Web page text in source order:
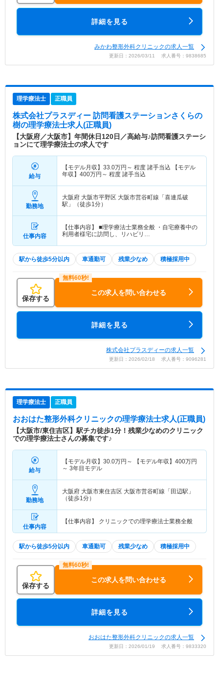
詳細を見る
みかわ整形外科クリニックの求人一覧
更新日：2026/03/11 求人番号：9838685
理学療法士 正職員
株式会社プラスディー 訪問看護ステーションさくらの
樹の理学療法士求人(正職員)
【大阪府／大阪市】年間休日120日／高給与♪訪問看護ステーシ
ョンにて理学療法士の求人です
給与
【モデル月収】 33.0万円～ 程度 諸手当込 【モデル
年収】 400万円～ 程度 諸手当込
勤務地
大阪府 大阪市平野区 大阪市営谷町線「喜連瓜破
駅」（徒歩1分）
仕事内容
【仕事内容】 ■理学療法士業務全般 ・自宅療養中の
利用者様宅に訪問し、リハビリ…
駅から徒歩5分以内 車通勤可 残業少なめ 積極採用中
保存する
この求人を問い合わせる
詳細を見る
株式会社プラスディーの求人一覧
更新日：2026/02/18 求人番号：9096281
理学療法士 正職員
おおはた整形外科クリニックの理学療法士求人(正職員)
【大阪市/東住吉区】駅チカ徒歩1分！残業少なめのクリニック
での理学療法士さんの募集です♪
給与
【モデル月収】 30.0万円～ 【モデル年収】 400万円
～ 3年目モデル
勤務地
大阪府 大阪市東住吉区 大阪市営谷町線「田辺駅」
（徒歩1分）
仕事内容
【仕事内容】 クリニックでの理学療法士業務全般
駅から徒歩5分以内 車通勤可 残業少なめ 積極採用中
保存する
この求人を問い合わせる
詳細を見る
おおはた整形外科クリニックの求人一覧
更新日：2026/01/19 求人番号：9833320